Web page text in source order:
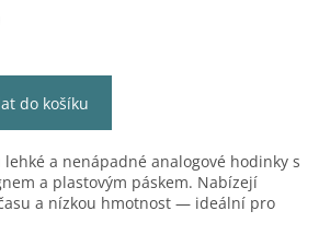
do košíku
lehké a nenápadné analogové hodinky s
a plastovým páskem. Nabízejí
a nízkou hmotnost — ideální pro